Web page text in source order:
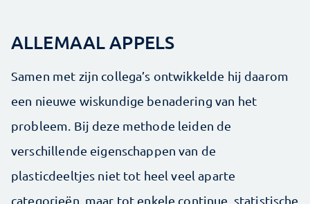
ALLEMAAL APPELS
Samen met zijn collega’s ontwikkelde hij daarom
een nieuwe wiskundige benadering van het
probleem. Bij deze methode leiden de
verschillende eigenschappen van de
plasticdeeltjes niet tot heel veel aparte
categorieën, maar tot enkele continue, statistische